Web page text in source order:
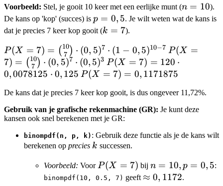
k}
Voorbeeld: Stel, je gooit 10 keer met een eerlijke munt (n=10
n = 10).
De kans op 'kop' (succes) is p=0,5
p = 0, 5. Je wilt weten wat de kans is
dat je precies 7 keer kop gooit (k=7
k = 7).
P(X=7) =
\binom{10}
{7} \cdot
\cdot (1-
0,5)^{10-7}
P(X = 7) = ( 7
10) ⋅ (0, 5)7 ⋅ (1 − 0, 5)10−7 P(X=7) =
\binom{10}
{7} \cdot
\cdot
(0,5)^3
P(X =
7) = ( 7
10) ⋅ (0, 5)7 ⋅ (0, 5)3 P(X=7)
= 120
0,0078125
\cdot
0,125
P (X = 7) = 120 ⋅
0,0078125 ⋅ 0, 125 P(X=7)
0,1171875
P(X = 7) = 0, 1171875
De kans dat je precies 7 keer kop gooit, is dus ongeveer 11,72%.
Gebruik van je grafische rekenmachine (GR): Je kunt deze
kansen ook snel berekenen met je GR:
binompdf(n, p, k) : Gebruik deze functie als je de kans wilt
berekenen op precies k
k successen.
Voorbeeld: VoorP(X=7)
P(X = 7) bij n=10,
p=0,5
n = 10, p = 0, 5:
binompdf(10, 0.5, 7) geeft \approx
≈ 0, 1172.